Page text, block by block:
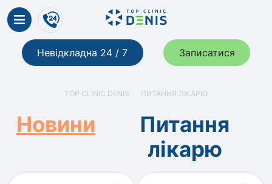
Невідкладна 24 / 7 Записатися
TOP CLINIC DENIS ПИТАННЯ ЛІКАРЮ
Новини
Питання
лікарю